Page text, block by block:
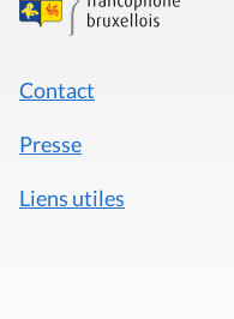
Contact
Presse
Liens utiles